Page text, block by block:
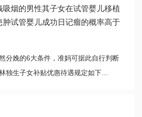
吸烟的男性其子女在试管婴儿移植
肿试管婴儿成功日记瘤的概率高于
分娩的6大条件，准妈可据此自行判断
独生子女补贴优惠待遇规定如下…